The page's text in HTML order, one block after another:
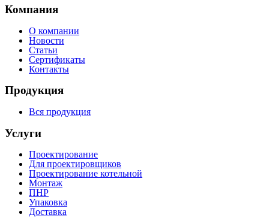
Компания
О компании
Новости
Статьи
Сертификаты
Контакты
Продукция
Вся продукция
Услуги
Проектирование
Для проектировщиков
Проектирование котельной
Монтаж
ПНР
Упаковка
Доставка